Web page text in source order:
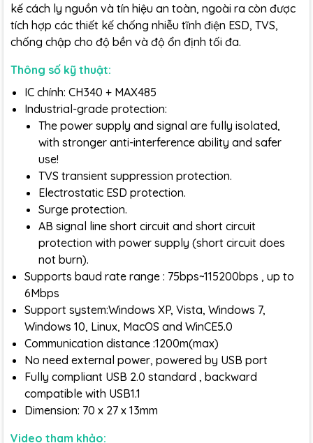
kế cách ly nguồn và tín hiệu an toàn, ngoài ra còn được
tích hợp các thiết kế chống nhiễu tĩnh điện ESD, TVS,
chống chập cho độ bền và độ ổn định tối đa.
Thông số kỹ thuật:
IC chính: CH340 + MAX485
Industrial-grade protection:
The power supply and signal are fully isolated,
with stronger anti-interference ability and safer
use!
TVS transient suppression protection.
Electrostatic ESD protection.
Surge protection.
AB signal line short circuit and short circuit
protection with power supply (short circuit does
not burn).
Supports baud rate range : 75bps~115200bps , up to
6Mbps
Support system:Windows XP, Vista, Windows 7,
Windows 10, Linux, MacOS and WinCE5.0
Communication distance :1200m(max)
No need external power, powered by USB port
Fully compliant USB 2.0 standard , backward
compatible with USB1.1
Dimension: 70 x 27 x 13mm
Video tham khảo: